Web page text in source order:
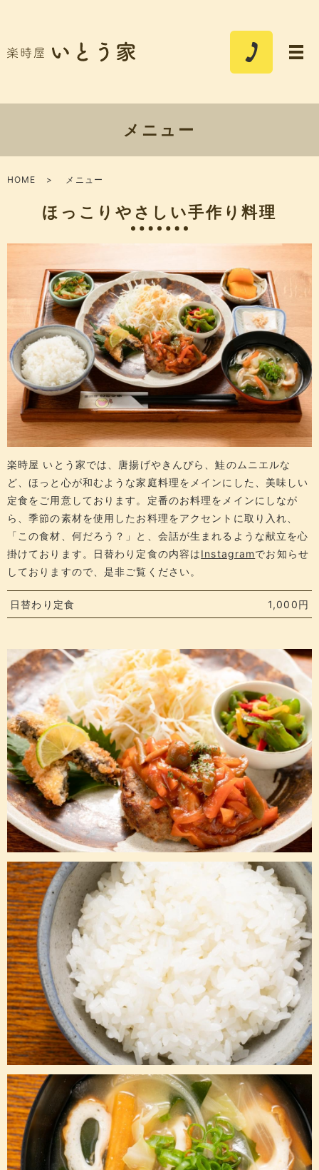
メニュー
HOME メニュー
ほっこりやさしい手作り料理
楽時屋 いとう家では、唐揚げやきんぴら、鮭のムニエルな
ど、ほっと心が和むような家庭料理をメインにした、美味しい
定食をご用意しております。定番のお料理をメインにしなが
ら、季節の素材を使用したお料理をアクセントに取り入れ、
「この食材、何だろう？」と、会話が生まれるような献立を心
掛けております。日替わり定食の内容はInstagramでお知らせ
しておりますので、是非ご覧ください。
日替わり定食 1,000円